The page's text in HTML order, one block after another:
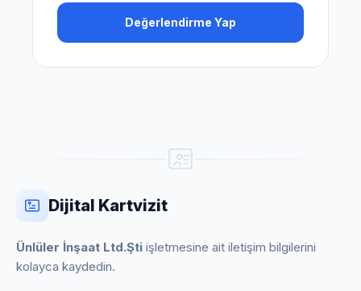
Değerlendirme Yap
Dijital Kartvizit
Ünlüler İnşaat Ltd.Şti işletmesine ait iletişim bilgilerini
kolayca kaydedin.